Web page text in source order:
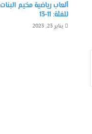
ألعاب رياضية مخيم البنات
للفئة: 11-13
يناير 23, 2023